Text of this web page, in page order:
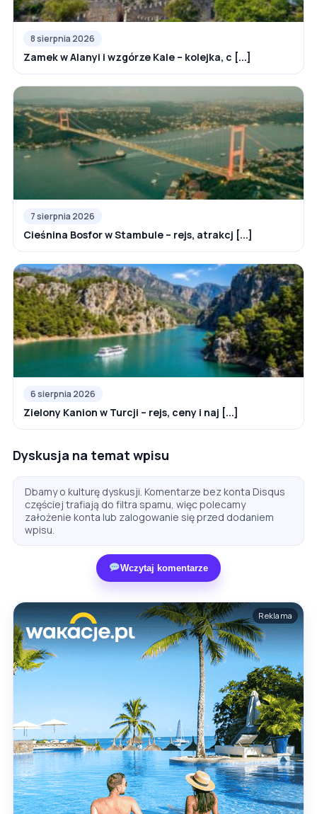
8 sierpnia 2026
Zamek w Alanyi i wzgórze Kale – kolejka, c [...]
7 sierpnia 2026
Cieśnina Bosfor w Stambule – rejs, atrakcj [...]
6 sierpnia 2026
Zielony Kanion w Turcji – rejs, ceny i naj [...]
Dyskusja na temat wpisu
Dbamy o kulturę dyskusji. Komentarze bez konta Disqus
częściej trafiają do filtra spamu, więc polecamy
założenie konta lub zalogowanie się przed dodaniem
wpisu.
Wczytaj komentarze
Reklama